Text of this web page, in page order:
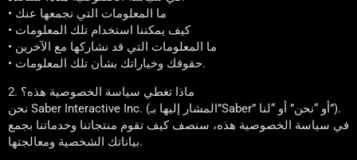
• ما المعلومات التي نجمعها عنك
• كيف يمكننا استخدام تلك المعلومات
• ما المعلومات التي قد نشاركها مع الآخرين
• حقوقك وخياراتك بشأن تلك المعلومات.
2. ماذا تغطي سياسة الخصوصية هذه؟
نحن Saber Interactive Inc. (المشار إليها بـ”Saber” أو “نحن” أو “لنا”).
في سياسة الخصوصية هذه، سنصف كيف تقوم منتجاتنا وخدماتنا بجمع
بياناتك الشخصية ومعالجتها.